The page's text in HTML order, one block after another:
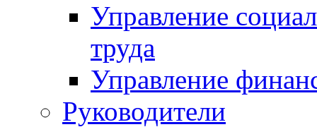
Управление
труда
Управление
Руководители